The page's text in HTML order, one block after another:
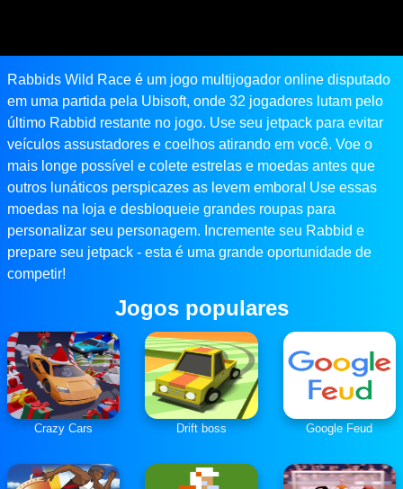
Rabbids Wild Race é um jogo multijogador online disputado
em uma partida pela Ubisoft, onde 32 jogadores lutam pelo
último Rabbid restante no jogo. Use seu jetpack para evitar
veículos assustadores e coelhos atirando em você. Voe o
mais longe possível e colete estrelas e moedas antes que
outros lunáticos perspicazes as levem embora! Use essas
moedas na loja e desbloqueie grandes roupas para
personalizar seu personagem. Incremente seu Rabbid e
prepare seu jetpack - esta é uma grande oportunidade de
competir!
Jogos populares
Crazy Cars Drift boss Google Feud